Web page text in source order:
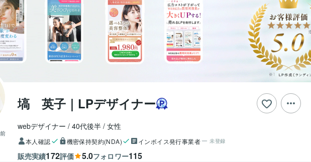
塙 英子｜LPデザイナー
webデザイナー 40代後半 女性
本人確認 機密保持契約(NDA) インボイス発行事業者 未登録
販売実績172評価 5.0フォロワー115